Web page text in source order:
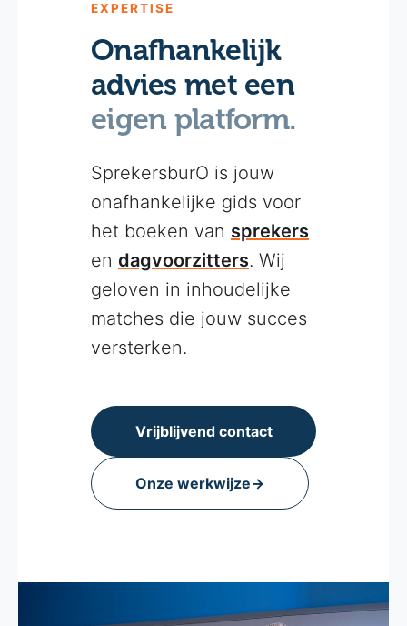
EXPERTISE
Onafhankelijk
advies met een
eigen platform.
SprekersburO is jouw
onafhankelijke gids voor
het boeken van sprekers
en dagvoorzitters. Wij
geloven in inhoudelijke
matches die jouw succes
versterken.
Vrijblijvend contact
Onze werkwijze→